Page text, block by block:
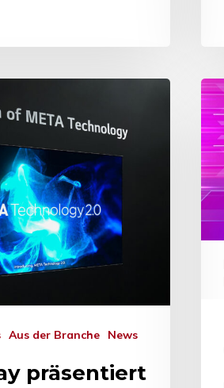
Aus der Branche News
präsentiert